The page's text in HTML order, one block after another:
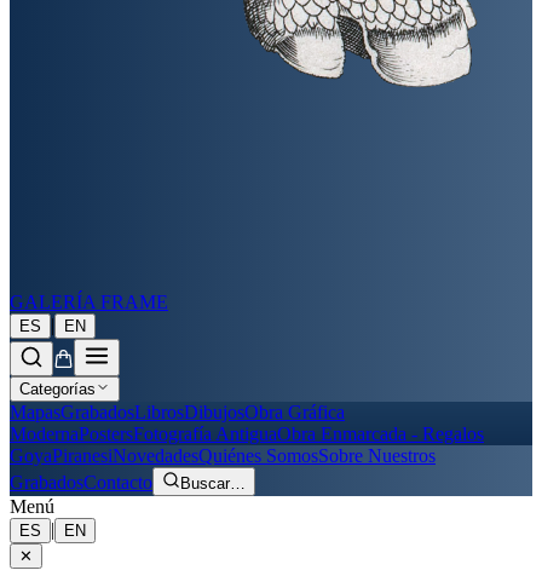
GALERÍA FRAME
ES | EN
Categorías
MapasGrabadosLibrosDibujosObra Gráfica
ModernaPostersFotografía AntiguaObra Enmarcada - Regalos
GoyaPiranesiNovedadesQuiénes SomosSobre Nuestros
GrabadosContacto Buscar…
Menú
ES |
EN
✕